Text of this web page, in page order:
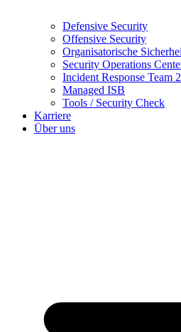
Defensive Security
Offensive Security
Organisatorische
Security Operations
Incident Response Team
Managed ISB
Tools / Security Check
Karriere
Über uns